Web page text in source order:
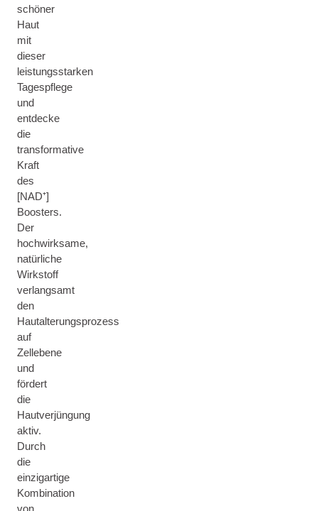
schöner
Haut
mit
dieser
leistungsstarken
Tagespflege
und
entdecke
die
transformative
Kraft
des
[NAD⁺]
Boosters.
Der
hochwirksame,
natürliche
Wirkstoff
verlangsamt
den
Hautalterungsprozess
auf
Zellebene
und
fördert
die
Hautverjüngung
aktiv.
Durch
die
einzigartige
Kombination
von